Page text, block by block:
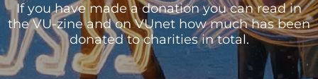
If you have made a donation you can read in
the VU-zine and on VUnet how much has been
donated to charities in total.